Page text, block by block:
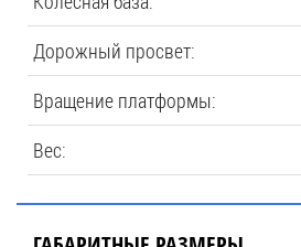
Дорожный просвет:
Вращение платформы:
Вес: